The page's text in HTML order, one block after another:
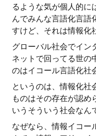
るような気が個人的に
んでみんな言語化言語
すけど、それは情報化
グローバル社会でイン
ネットで回ってる世の
のはイコール言語化社
というのは、情報化社
ものはその存在が認め
いうそういう社会なん
なぜなら、情報イコー